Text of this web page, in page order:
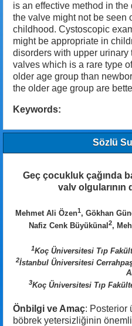
is an effective method in
the valve might not be seen
childhood. Cystoscopic
might be appropriate in
disorders with upper urinary
valves which is a rare type
older age group than
the older age group are
Keywords:
Sözlü
Geç çocukluk çağında
valv
Mehmet Ali Özen1, Gökhan
Nafiz Cenk Büyükünal 2,
1Koç Üniversitesi Tıp
2İstanbul Üniversitesi
3Koç Üniversitesi Tıp
Önbilgi ve Amaç: Posterior
böbrek yetersizliğinin